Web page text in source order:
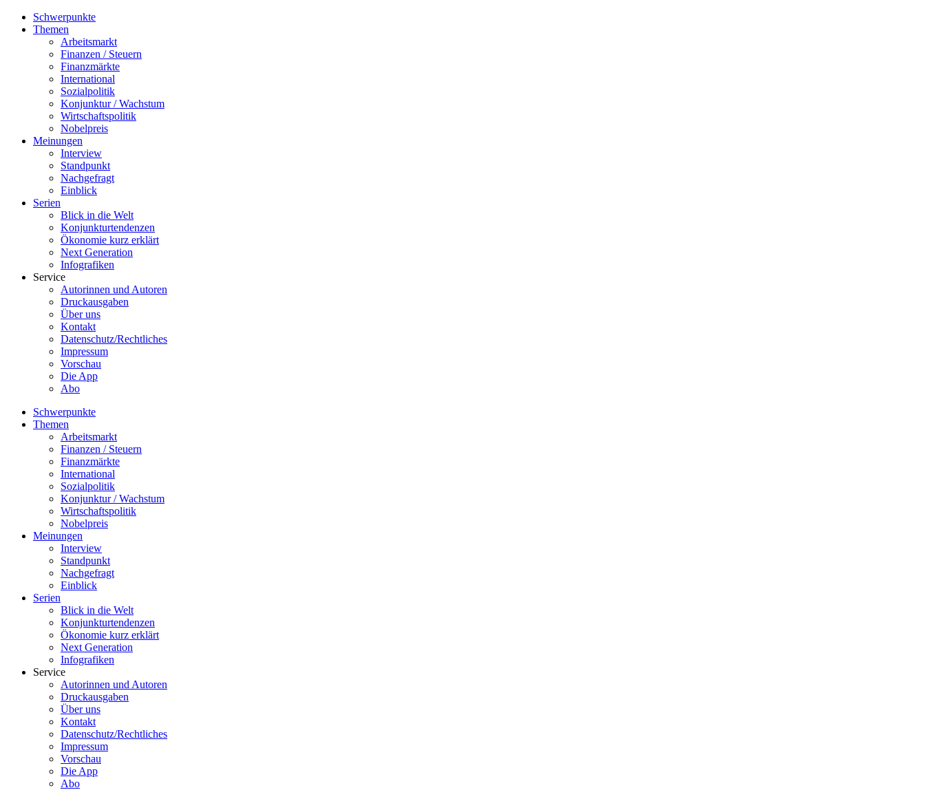
Schwerpunkte
Themen
Arbeitsmarkt
Finanzen / Steuern
Finanzmärkte
International
Sozialpolitik
Konjunktur / Wachstum
Wirtschaftspolitik
Nobelpreis
Meinungen
Interview
Standpunkt
Nachgefragt
Einblick
Serien
Blick in die Welt
Konjunkturtendenzen
Ökonomie kurz erklärt
Next Generation
Infografiken
Service
Autorinnen und Autoren
Druckausgaben
Über uns
Kontakt
Datenschutz/Rechtliches
Impressum
Vorschau
Die App
Abo
Schwerpunkte
Themen
Arbeitsmarkt
Finanzen / Steuern
Finanzmärkte
International
Sozialpolitik
Konjunktur / Wachstum
Wirtschaftspolitik
Nobelpreis
Meinungen
Interview
Standpunkt
Nachgefragt
Einblick
Serien
Blick in die Welt
Konjunkturtendenzen
Ökonomie kurz erklärt
Next Generation
Infografiken
Service
Autorinnen und Autoren
Druckausgaben
Über uns
Kontakt
Datenschutz/Rechtliches
Impressum
Vorschau
Die App
Abo